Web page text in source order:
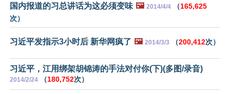
国内报道的习总讲话为这必须变味 🖼️ 2014/4/4 （165,625
次）
习近平发指示3小时后 新华网疯了 🖼️ 2014/3/3 （200,412次）
习近平，江用绑架胡锦涛的手法对付你(下)(多图/录音)
2014/2/24 （180,752次）